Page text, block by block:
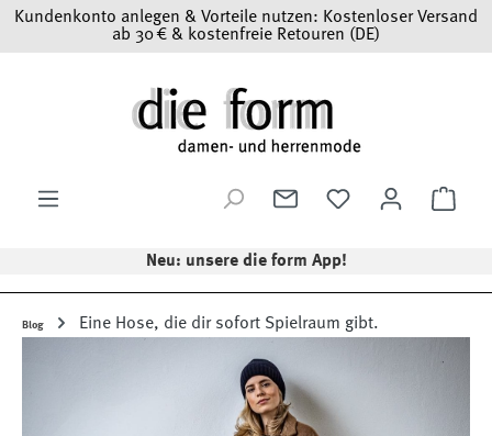
Zum Hauptinhalt springen
Kundenkonto anlegen & Vorteile nutzen: Kostenloser Versand
ab 30 € & kostenfreie Retouren (DE)
Neu: unsere die form App!
Blog Eine Hose, die dir sofort Spielraum gibt.